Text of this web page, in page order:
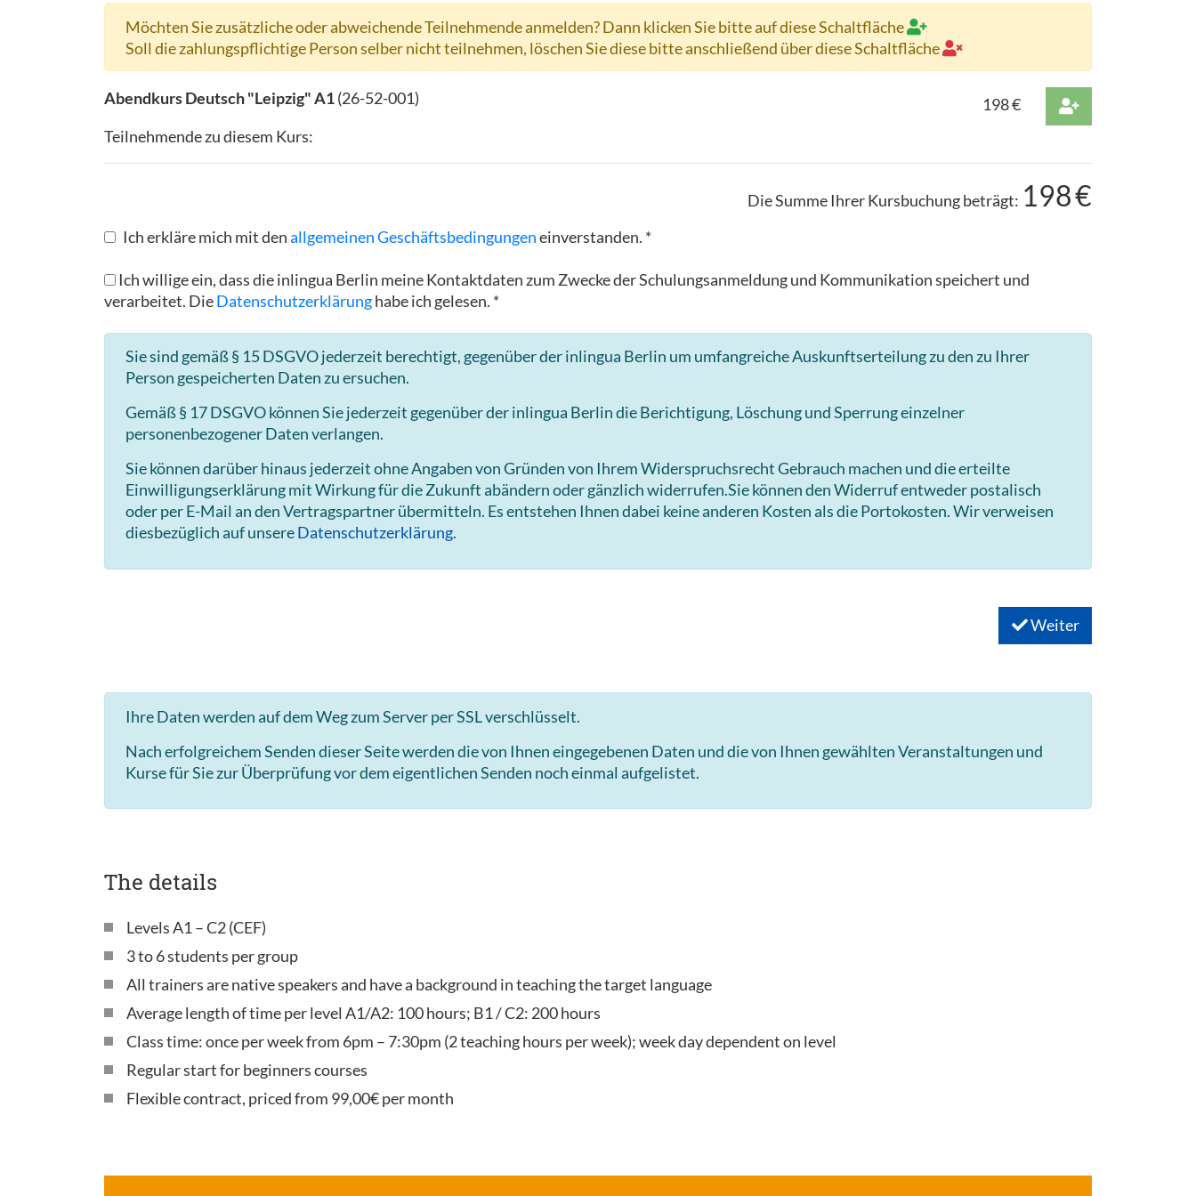
Möchten Sie zusätzliche oder abweichende Teilnehmende anmelden? Dann klicken Sie bitte auf diese Schaltfläche
Soll die zahlungspflichtige Person selber nicht teilnehmen, löschen Sie diese bitte anschließend über diese Schaltfläche
Abendkurs Deutsch "Leipzig" A1(26-52-001) 198€
Teilnehmende zu diesem Kurs:
Die Summe Ihrer Kursbuchung beträgt: 198€
Ich erkläre mich mit denallgemeinen Geschäftsbedingungeneinverstanden. *
Ich willige ein, dass die inlingua Berlin meine Kontaktdaten zum Zwecke der Schulungsanmeldung und Kommunikation speichert und
verarbeitet. DieDatenschutzerklärunghabe ich gelesen. *
Sie sind gemäß § 15 DSGVO jederzeit berechtigt, gegenüber der inlingua Berlin um umfangreiche Auskunftserteilung zu den zu Ihrer
Person gespeicherten Daten zu ersuchen.
Gemäß § 17 DSGVO können Sie jederzeit gegenüber der inlingua Berlin die Berichtigung, Löschung und Sperrung einzelner
personenbezogener Daten verlangen.
Sie können darüber hinaus jederzeit ohne Angaben von Gründen von Ihrem Widerspruchsrecht Gebrauch machen und die erteilte
Einwilligungserklärung mit Wirkung für die Zukunft abändern oder gänzlich widerrufen.Sie können den Widerruf entweder postalisch
oder per E-Mail an den Vertragspartner übermitteln. Es entstehen Ihnen dabei keine anderen Kosten als die Portokosten. Wir verweisen
diesbezüglich auf unsereDatenschutzerklärung.
Weiter
Ihre Daten werden auf dem Weg zum Server per SSL verschlüsselt.
Nach erfolgreichem Senden dieser Seite werden die von Ihnen eingegebenen Daten und die von Ihnen gewählten Veranstaltungen und
Kurse für Sie zur Überprüfung vor dem eigentlichen Senden noch einmal aufgelistet.
The details
Levels A1 – C2 (CEF)
3 to 6 students per group
All trainers are native speakers and have a background in teaching the target language
Average length of time per level A1/A2: 100 hours; B1 / C2: 200 hours
Class time: once per week from 6pm – 7:30pm (2 teaching hours per week); week day dependent on level
Regular start for beginners courses
Flexible contract, priced from 99,00€ per month